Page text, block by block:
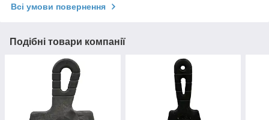
Всі умови повернення
Подібні товари компанії